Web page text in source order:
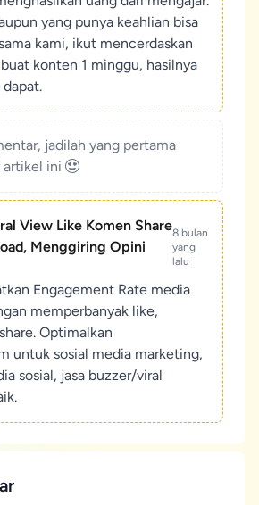
yang punya keahlian bisa
kami, ikut mencerdaskan
konten 1 minggu, hasilnya
jadilah yang pertama
ini
View Like Komen Share
Menggiring Opini
8 bulan
yang
lalu
Engagement Rate media
memperbanyak like,
Optimalkan
untuk sosial media marketing,
sosial, jasa buzzer/viral